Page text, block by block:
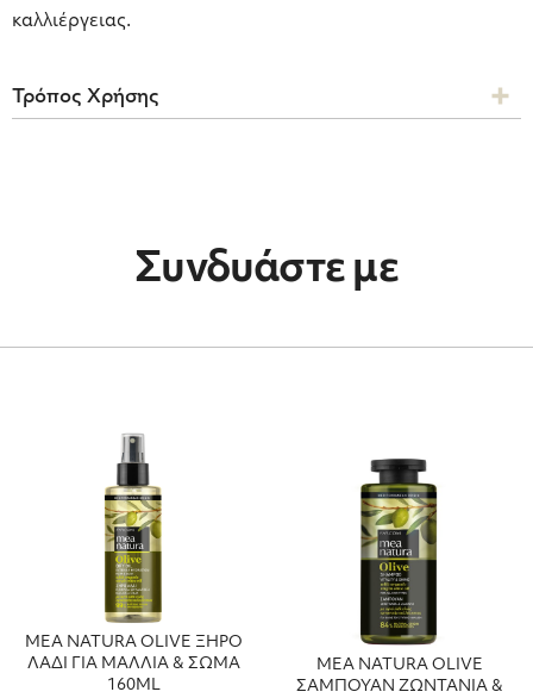
καλλιέργειας.
Τρόπος Χρήσης
Συνδυάστε με
MEA NATURA OLIVE ΞΗΡΟ
ΛΑΔΙ ΓΙΑ ΜΑΛΛΙΑ & ΣΩΜΑ
160ML
MEA NATURA OLIVE
ΣΑΜΠΟΥΑΝ ΖΩΝΤΑΝΙΑ &